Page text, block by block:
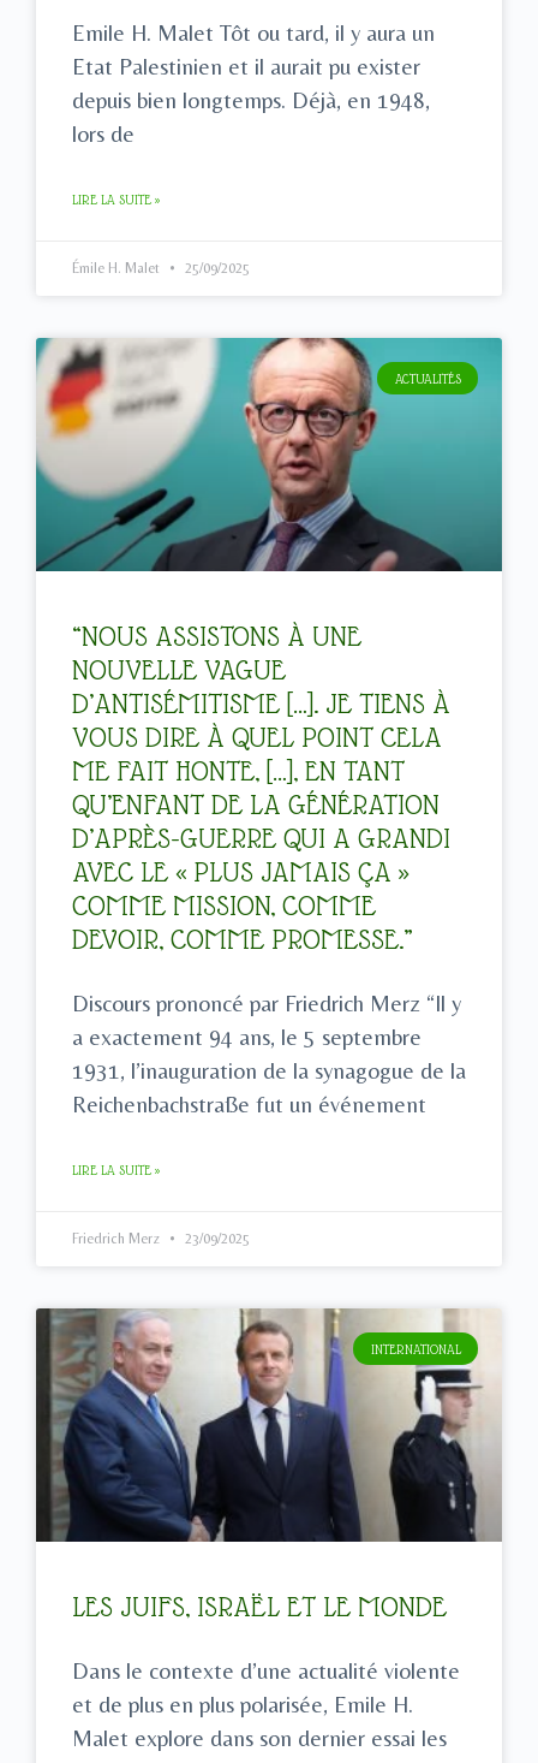
Emile H. Malet Tôt ou tard, il y aura un
Etat Palestinien et il aurait pu exister
depuis bien longtemps. Déjà, en 1948,
lors de
LIRE LA SUITE »
Émile H. Malet 25/09/2025
ACTUALITÉS
“NOUS ASSISTONS À UNE
NOUVELLE VAGUE
D’ANTISÉMITISME […]. JE TIENS À
VOUS DIRE À QUEL POINT CELA
ME FAIT HONTE, […], EN TANT
QU’ENFANT DE LA GÉNÉRATION
D’APRÈS-GUERRE QUI A GRANDI
AVEC LE « PLUS JAMAIS ÇA »
COMME MISSION, COMME
DEVOIR, COMME PROMESSE.”
Discours prononcé par Friedrich Merz “Il y
a exactement 94 ans, le 5 septembre
1931, l’inauguration de la synagogue de la
Reichenbachstraße fut un événement
LIRE LA SUITE »
Friedrich Merz 23/09/2025
INTERNATIONAL
LES JUIFS, ISRAËL ET LE MONDE
Dans le contexte d’une actualité violente
et de plus en plus polarisée, Emile H.
Malet explore dans son dernier essai les